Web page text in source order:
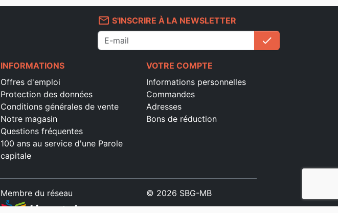
mail_outline S'INSCRIRE À LA NEWSLETTER
check
INFORMATIONS
Offres d'emploi
Protection des données
Conditions générales de vente
Notre magasin
Questions fréquentes
100 ans au service d'une Parole
capitale
VOTRE COMPTE
Informations personnelles
Commandes
Adresses
Bons de réduction
Membre du réseau © 2026 SBG-MB